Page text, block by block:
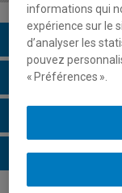
Description du
Horaire - Été 2026
Horaire -
Horaire - Hiver
informations qui
expérience sur le
d’analyser les
pouvez
« Préférences ».